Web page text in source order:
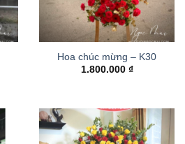
Hoa chúc mừng – K30
1.800.000 ₫